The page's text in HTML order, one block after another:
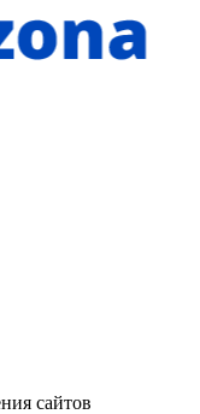
сайтов